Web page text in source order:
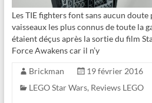
Les TIE fighters font sans aucun doute
vaisseaux les plus connus de toute la
étaient déçus après la sortie du film
Force Awakens car il n’y
Brickman
19 février 2016
LEGO Star Wars, Reviews LEGO